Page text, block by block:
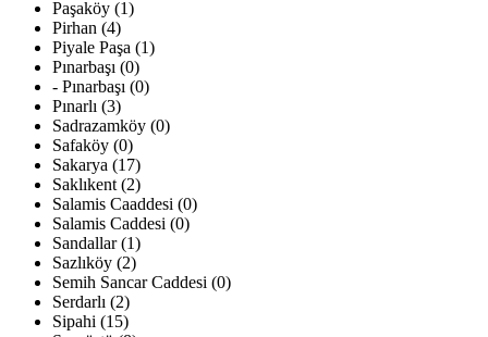
Paşaköy (1)
Pirhan (4)
Piyale Paşa (1)
Pınarbaşı (0)
- Pınarbaşı (0)
Pınarlı (3)
Sadrazamköy (0)
Safaköy (0)
Sakarya (17)
Saklıkent (2)
Salamis Caaddesi (0)
Salamis Caddesi (0)
Sandallar (1)
Sazlıköy (2)
Semih Sancar Caddesi (0)
Serdarlı (2)
Sipahi (15)